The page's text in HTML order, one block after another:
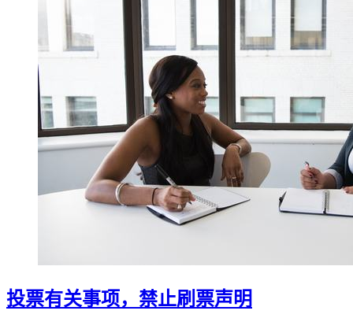
投票有关事项，禁止刷票声明